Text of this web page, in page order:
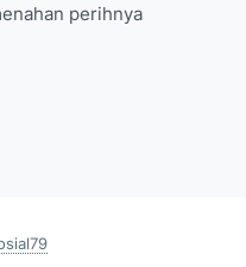
perihnya